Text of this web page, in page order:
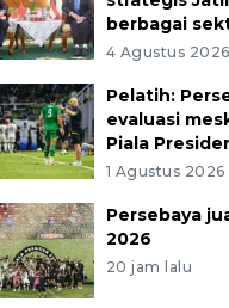
berbagai
4 Agustus 2026
Pelatih:
evaluasi
Piala
1 Agustus 2026
Persebaya
2026
20 jam lalu